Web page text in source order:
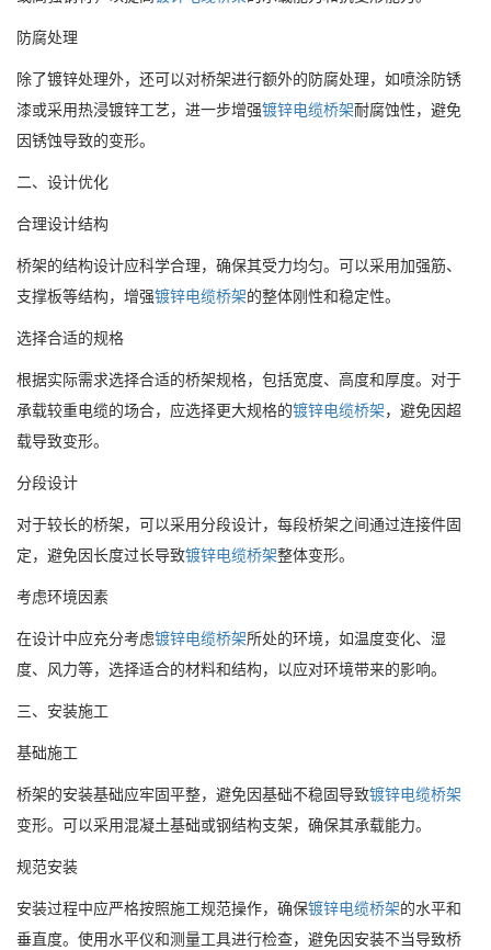
防腐处理
除了镀锌处理外，还可以对桥架进行额外的防腐处理，如喷涂防锈
漆或采用热浸镀锌工艺，进一步增强镀锌电缆桥架耐腐蚀性，避免
因锈蚀导致的变形。
二、设计优化
合理设计结构
桥架的结构设计应科学合理，确保其受力均匀。可以采用加强筋、
支撑板等结构，增强镀锌电缆桥架的整体刚性和稳定性。
选择合适的规格
根据实际需求选择合适的桥架规格，包括宽度、高度和厚度。对于
承载较重电缆的场合，应选择更大规格的镀锌电缆桥架，避免因超
载导致变形。
分段设计
对于较长的桥架，可以采用分段设计，每段桥架之间通过连接件固
定，避免因长度过长导致镀锌电缆桥架整体变形。
考虑环境因素
在设计中应充分考虑镀锌电缆桥架所处的环境，如温度变化、湿
度、风力等，选择适合的材料和结构，以应对环境带来的影响。
三、安装施工
基础施工
桥架的安装基础应牢固平整，避免因基础不稳固导致镀锌电缆桥架
变形。可以采用混凝土基础或钢结构支架，确保其承载能力。
规范安装
安装过程中应严格按照施工规范操作，确保镀锌电缆桥架的水平和
垂直度。使用水平仪和测量工具进行检查，避免因安装不当导致桥